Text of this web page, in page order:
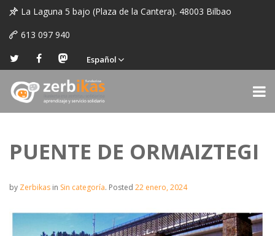
La Laguna 5 bajo (Plaza de la Cantera). 48003 Bilbao
613 097 940
Español
PUENTE DE ORMAIZTEGI
by Zerbikas in Sin categoría. Posted 22 enero, 2024